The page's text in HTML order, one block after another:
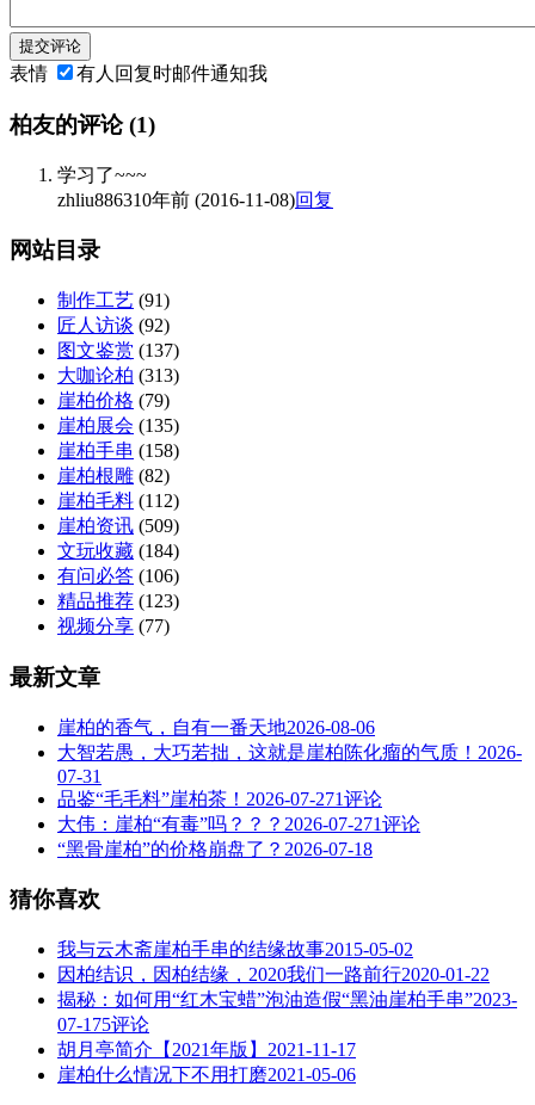
提交评论
表情 有人回复时邮件通知我
柏友的评论(1)
学习了~~~
zhliu886310年前 (2016-11-08)回复
网站目录
制作工艺 (91)
匠人访谈 (92)
图文鉴赏 (137)
大咖论柏 (313)
崖柏价格 (79)
崖柏展会 (135)
崖柏手串 (158)
崖柏根雕 (82)
崖柏毛料 (112)
崖柏资讯 (509)
文玩收藏 (184)
有问必答 (106)
精品推荐 (123)
视频分享 (77)
最新文章
崖柏的香气，自有一番天地2026-08-06
大智若愚，大巧若拙，这就是崖柏陈化瘤的气质！ 2026-
07-31
品鉴“毛毛料”崖柏茶！ 2026-07-271评论
大伟：崖柏“有毒”吗？？？ 2026-07-271评论
“黑骨崖柏”的价格崩盘了？ 2026-07-18
猜你喜欢
我与云木斋崖柏手串的结缘故事2015-05-02
因柏结识，因柏结缘，2020我们一路前行2020-01-22
揭秘：如何用“红木宝蜡”泡油造假“黑油崖柏手串”2023-
07-175评论
胡月亭简介【2021年版】 2021-11-17
崖柏什么情况下不用打磨2021-05-06